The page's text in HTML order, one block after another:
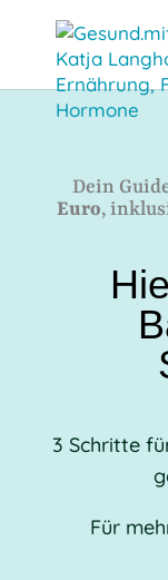
Dein
Euro,
3 Schritte
Für